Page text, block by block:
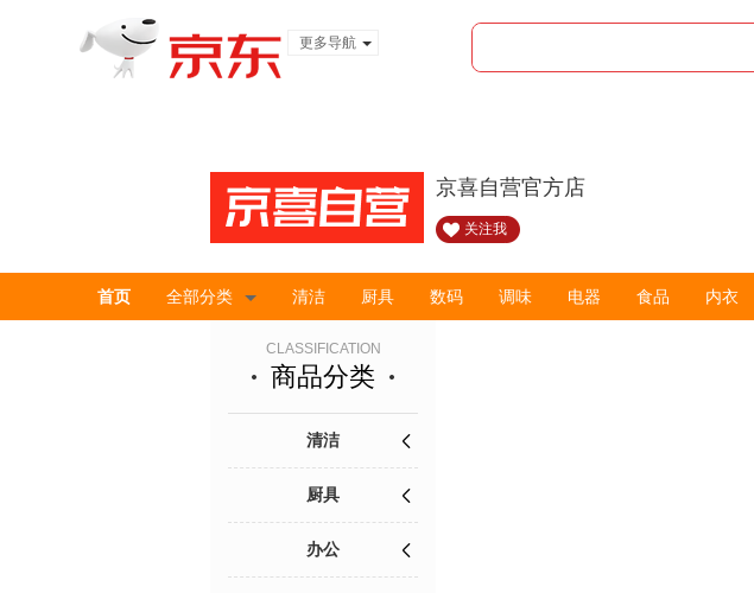
更多导航
京喜自营官方店
关注我
首页 全部分类 清洁 厨具 数码 调味 电器 食品 内衣
CLASSIFICATION
商品分类
清洁
厨具
办公